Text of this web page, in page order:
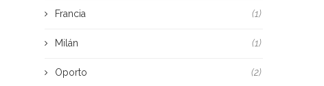
Francia (1)
Milán (1)
Oporto (2)